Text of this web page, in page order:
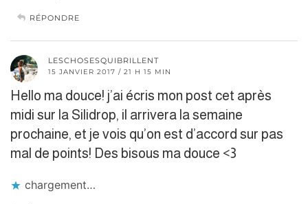
RÉPONDRE
LESCHOSESQUIBRILLENT
15 JANVIER 2017 / 21 H 15 MIN
Hello ma douce! j’ai écris mon post cet après
midi sur la Silidrop, il arrivera la semaine
prochaine, et je vois qu’on est d’accord sur pas
mal de points! Des bisous ma douce <3
chargement…